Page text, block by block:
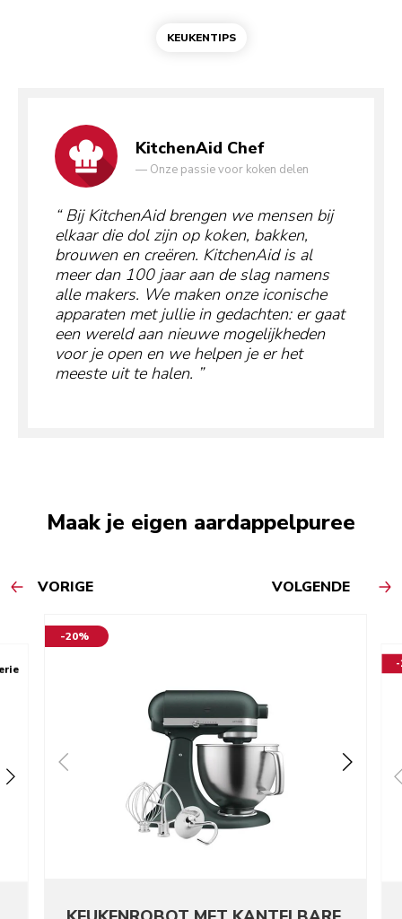
KEUKENTIPS
KitchenAid Chef
— Onze passie voor koken delen
Bij KitchenAid brengen we mensen bij
elkaar die dol zijn op koken, bakken,
brouwen en creëren. KitchenAid is al
meer dan 100 jaar aan de slag namens
alle makers. We maken onze iconische
apparaten met jullie in gedachten: er gaat
een wereld aan nieuwe mogelijkheden
voor je open en we helpen je er het
meeste uit te halen.
Maak je eigen aardappelpuree
VORIGE VOLGENDE
-20%
-